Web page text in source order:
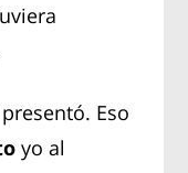
Eso
yo al